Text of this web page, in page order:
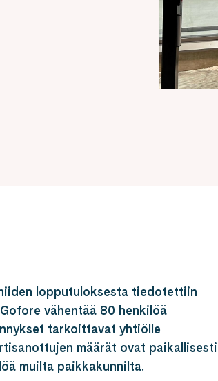
lopputuloksesta tiedotettiin
vähentää 80 henkilöä
tarkoittavat yhtiölle
määrät ovat paikallisesti
muilta paikkakunnilta.